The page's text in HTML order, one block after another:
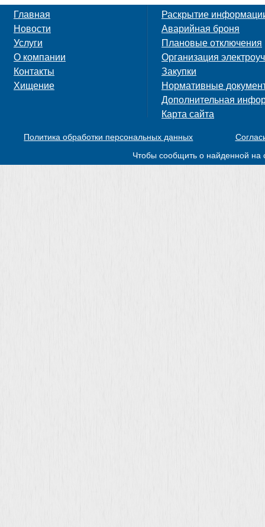
Главная
Новости
Услуги
О компании
Контакты
Хищение
Раскрытие
Аварийная броня
Плановые отключения
Организация
Закупки
Нормативные
Дополнительная
Карта сайта
Политика обработки персональных данных
Чтобы сообщить о найденной на